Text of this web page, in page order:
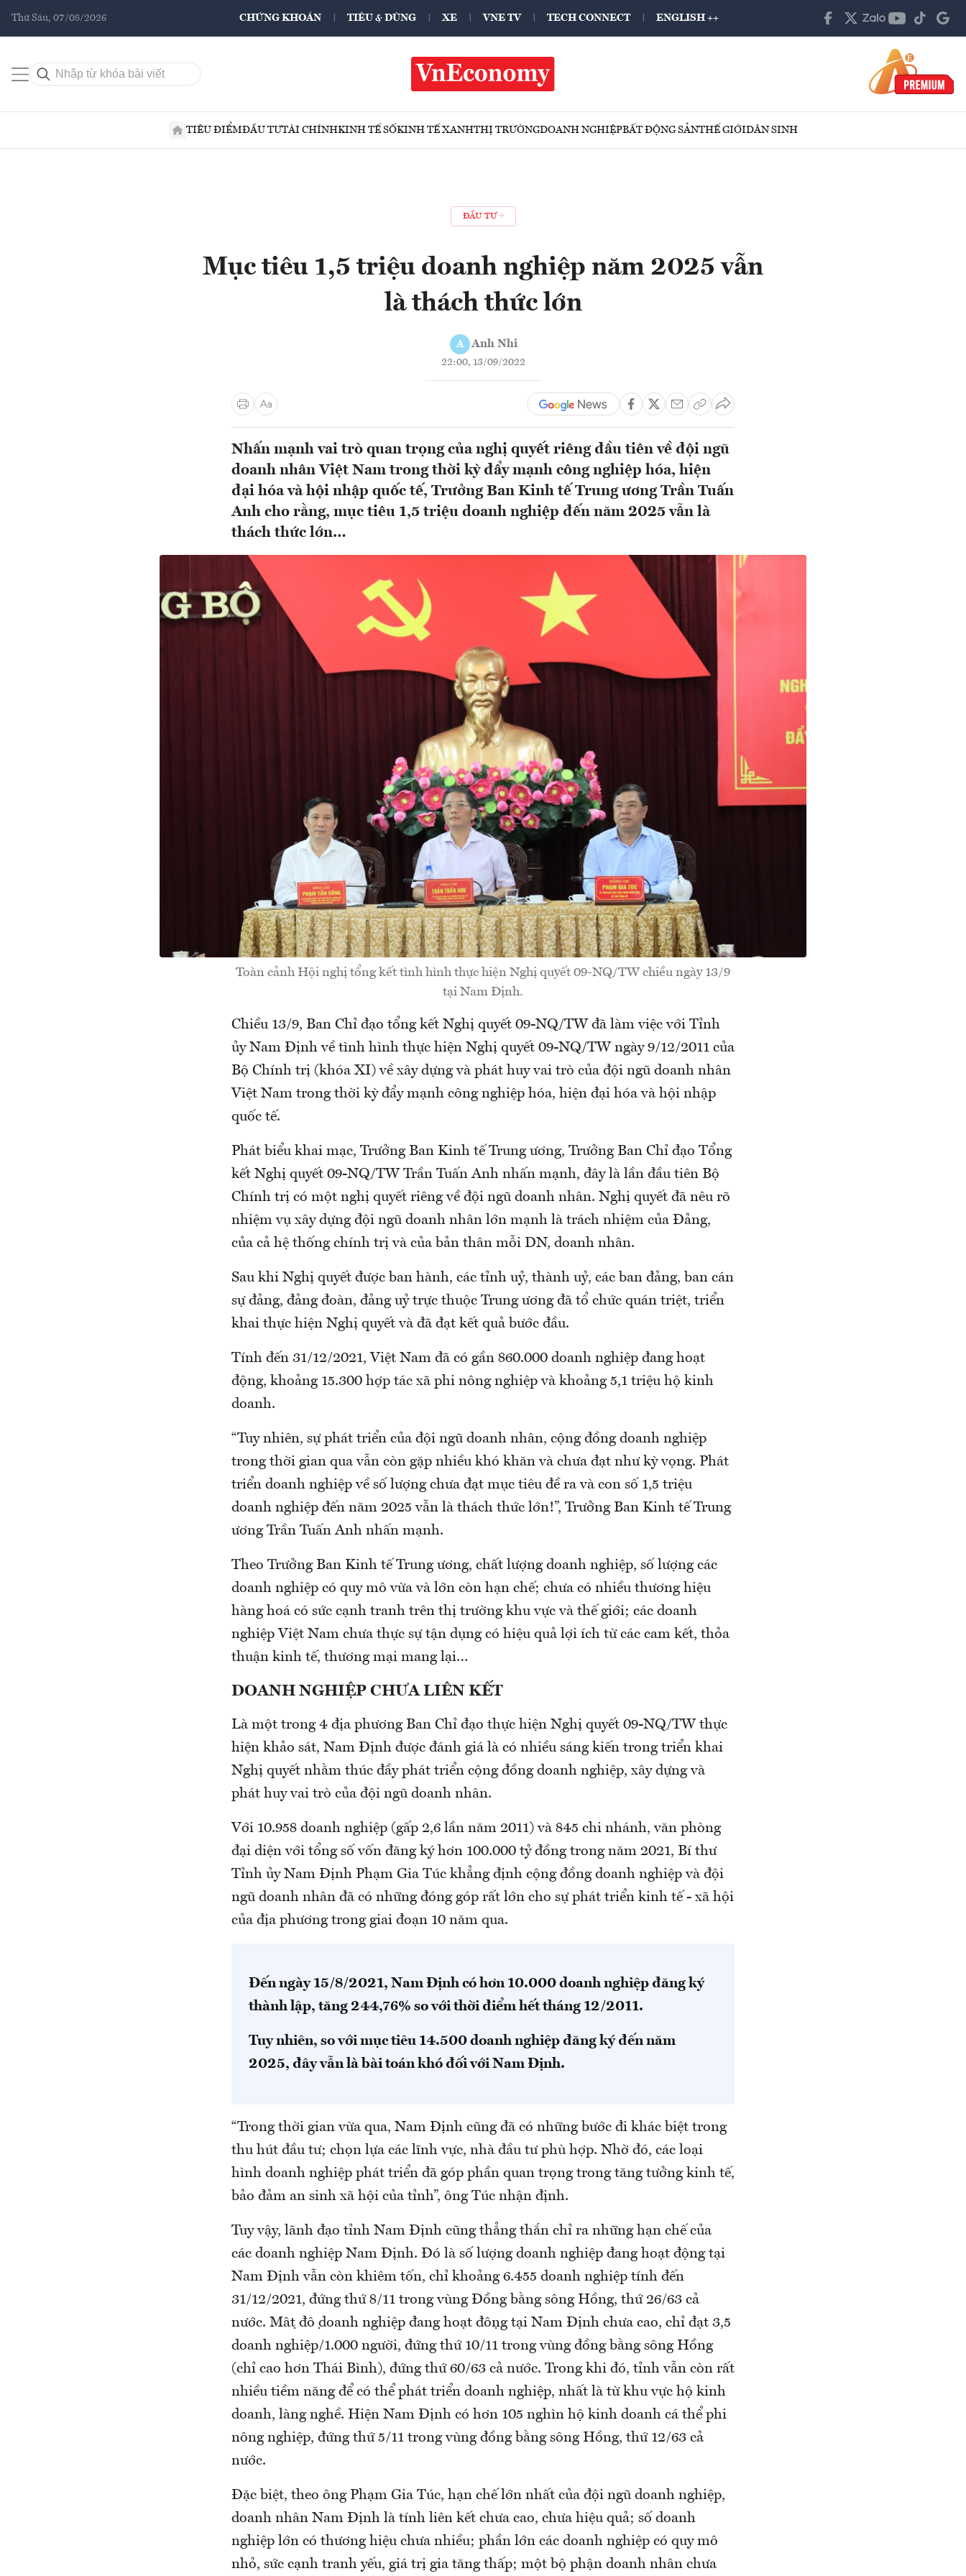
Thứ Sáu, 07/08/2026 CHỨNG KHOÁN TIÊU & DÙNG XE VNE TV TECH CONNECT ENGLISH ++
TIÊU ĐIỂMĐẦU TƯTÀI CHÍNHKINH TẾ SỐKINH TẾ XANHTHỊ TRƯỜNGDOANH NGHIỆPBẤT ĐỘNG SẢNTHẾ GIỚIDÂN SINH
ĐẦU TƯ
Mục tiêu 1,5 triệu doanh nghiệp năm 2025 vẫn
là thách thức lớn
A Anh Nhi
22:00, 13/09/2022
Nhấn mạnh vai trò quan trọng của nghị quyết riêng đầu tiên về đội ngũ
doanh nhân Việt Nam trong thời kỳ đẩy mạnh công nghiệp hóa, hiện
đại hóa và hội nhập quốc tế, Trưởng Ban Kinh tế Trung ương Trần Tuấn
Anh cho rằng, mục tiêu 1,5 triệu doanh nghiệp đến năm 2025 vẫn là
thách thức lớn…
Toàn cảnh Hội nghị tổng kết tình hình thực hiện Nghị quyết 09-NQ/TW chiều ngày 13/9
tại Nam Định.
Chiều 13/9, Ban Chỉ đạo tổng kết Nghị quyết 09-NQ/TW đã làm việc với Tỉnh
ủy Nam Định về tình hình thực hiện Nghị quyết 09-NQ/TW ngày 9/12/2011 của
Bộ Chính trị (khóa XI) về xây dựng và phát huy vai trò của đội ngũ doanh nhân
Việt Nam trong thời kỳ đẩy mạnh công nghiệp hóa, hiện đại hóa và hội nhập
quốc tế.
Phát biểu khai mạc, Trưởng Ban Kinh tế Trung ương, Trưởng Ban Chỉ đạo Tổng
kết Nghị quyết 09-NQ/TW Trần Tuấn Anh nhấn mạnh, đây là lần đầu tiên Bộ
Chính trị có một nghị quyết riêng về đội ngũ doanh nhân. Nghị quyết đã nêu rõ
nhiệm vụ xây dựng đội ngũ doanh nhân lớn mạnh là trách nhiệm của Đảng,
của cả hệ thống chính trị và của bản thân mỗi DN, doanh nhân.
Sau khi Nghị quyết được ban hành, các tỉnh uỷ, thành uỷ, các ban đảng, ban cán
sự đảng, đảng đoàn, đảng uỷ trực thuộc Trung ương đã tổ chức quán triệt, triển
khai thực hiện Nghị quyết và đã đạt kết quả bước đầu.
Tính đến 31/12/2021, Việt Nam đã có gần 860.000 doanh nghiệp đang hoạt
động, khoảng 15.300 hợp tác xã phi nông nghiệp và khoảng 5,1 triệu hộ kinh
doanh.
“Tuy nhiên, sự phát triển của đội ngũ doanh nhân, cộng đồng doanh nghiệp
trong thời gian qua vẫn còn gặp nhiều khó khăn và chưa đạt như kỳ vọng. Phát
triển doanh nghiệp về số lượng chưa đạt mục tiêu đề ra và con số 1,5 triệu
doanh nghiệp đến năm 2025 vẫn là thách thức lớn!”, Trưởng Ban Kinh tế Trung
ương Trần Tuấn Anh nhấn mạnh.
Theo Trưởng Ban Kinh tế Trung ương, chất lượng doanh nghiệp, số lượng các
doanh nghiệp có quy mô vừa và lớn còn hạn chế; chưa có nhiều thương hiệu
hàng hoá có sức cạnh tranh trên thị trường khu vực và thế giới; các doanh
nghiệp Việt Nam chưa thực sự tận dụng có hiệu quả lợi ích từ các cam kết, thỏa
thuận kinh tế, thương mại mang lại…
DOANH NGHIỆP CHƯA LIÊN KẾT
Là một trong 4 địa phương Ban Chỉ đạo thực hiện Nghị quyết 09-NQ/TW thực
hiện khảo sát, Nam Định được đánh giá là có nhiều sáng kiến trong triển khai
Nghị quyết nhằm thúc đầy phát triển cộng đồng doanh nghiệp, xây dựng và
phát huy vai trò của đội ngũ doanh nhân.
Với 10.958 doanh nghiệp (gấp 2,6 lần năm 2011) và 845 chi nhánh, văn phòng
đại diện với tổng số vốn đăng ký hơn 100.000 tỷ đồng trong năm 2021, Bí thư
Tỉnh ủy Nam Định Phạm Gia Túc khẳng định cộng đồng doanh nghiệp và đội
ngũ doanh nhân đã có những đóng góp rất lớn cho sự phát triển kinh tế - xã hội
của địa phương trong giai đoạn 10 năm qua.
Đến ngày 15/8/2021, Nam Định có hơn 10.000 doanh nghiệp đăng ký
thành lập, tăng 244,76% so với thời điểm hết tháng 12/2011.
Tuy nhiên, so với mục tiêu 14.500 doanh nghiệp đăng ký đến năm
2025, đây vẫn là bài toán khó đối với Nam Định.
“Trong thời gian vừa qua, Nam Định cũng đã có những bước đi khác biệt trong
thu hút đầu tư; chọn lựa các lĩnh vực, nhà đầu tư phù hợp. Nhờ đó, các loại
hình doanh nghiệp phát triển đã góp phần quan trọng trong tăng tưởng kinh tế,
bảo đảm an sinh xã hội của tỉnh”, ông Túc nhận định.
Tuy vậy, lãnh đạo tỉnh Nam Định cũng thẳng thắn chỉ ra những hạn chế của
các doanh nghiệp Nam Định. Đó là số lượng doanh nghiệp đang hoạt động tại
Nam Định vẫn còn khiêm tốn, chỉ khoảng 6.455 doanh nghiệp tính đến
31/12/2021, đứng thứ 8/11 trong vùng Đồng bằng sông Hồng, thứ 26/63 cả
nước. Mật độ doanh nghiệp đang hoạt động tại Nam Định chưa cao, chỉ đạt 3,5
doanh nghiệp/1.000 người, đứng thứ 10/11 trong vùng đồng bằng sông Hồng
(chỉ cao hơn Thái Bình), đứng thứ 60/63 cả nước. Trong khi đó, tỉnh vẫn còn rất
nhiều tiềm năng để có thể phát triển doanh nghiệp, nhất là từ khu vực hộ kinh
doanh, làng nghề. Hiện Nam Định có hơn 105 nghìn hộ kinh doanh cá thể phi
nông nghiệp, đứng thứ 5/11 trong vùng đồng bằng sông Hồng, thứ 12/63 cả
nước.
Đặc biệt, theo ông Phạm Gia Túc, hạn chế lớn nhất của đội ngũ doanh nghiệp,
doanh nhân Nam Định là tính liên kết chưa cao, chưa hiệu quả; số doanh
nghiệp lớn có thương hiệu chưa nhiều; phần lớn các doanh nghiệp có quy mô
nhỏ, sức cạnh tranh yếu, giá trị gia tăng thấp; một bộ phận doanh nhân chưa